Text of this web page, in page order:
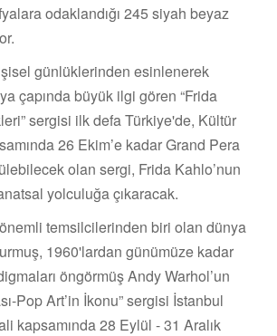
odaklandığı 245 siyah beyaz
günlüklerinden esinlenerek
çapında büyük ilgi gören “Frida
sergisi ilk defa Türkiye'de, Kültür
26 Ekim’e kadar Grand Pera
olan sergi, Frida Kahlo’nun
yolculuğa çıkaracak.
önemli temsilcilerinden biri olan dünya
1960'lardan günümüze kadar
öngörmüş Andy Warhol’un
Pop Art’in İkonu” sergisi İstanbul
kapsamında 28 Eylül - 31 Aralık